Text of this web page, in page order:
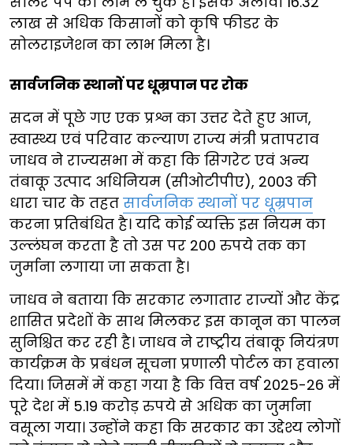
लाख से अधिक किसानों को कृषि फीडर के
सोलराइजेशन का लाभ मिला है।
सार्वजनिक स्थानों पर धूम्रपान पर रोक
सदन में पूछे गए एक प्रश्न का उत्तर देते हुए आज,
स्वास्थ्य एवं परिवार कल्याण राज्य मंत्री प्रतापराव
जाधव ने राज्यसभा में कहा कि सिगरेट एवं अन्य
तंबाकू उत्पाद अधिनियम (सीओटीपीए), 2003 की
धारा चार के तहत सार्वजनिक स्थानों पर धूम्रपान
करना प्रतिबंधित है। यदि कोई व्यक्ति इस नियम का
उल्लंघन करता है तो उस पर 200 रुपये तक का
जुर्माना लगाया जा सकता है।
जाधव ने बताया कि सरकार लगातार राज्यों और केंद्र
शासित प्रदेशों के साथ मिलकर इस कानून का पालन
सुनिश्चित कर रही है। जाधव ने राष्ट्रीय तंबाकू नियंत्रण
कार्यक्रम के प्रबंधन सूचना प्रणाली पोर्टल का हवाला
दिया। जिसमें में कहा गया है कि वित्त वर्ष 2025-26 में
पूरे देश में 5.19 करोड़ रुपये से अधिक का जुर्माना
वसूला गया। उन्होंने कहा कि सरकार का उद्देश्य लोगों